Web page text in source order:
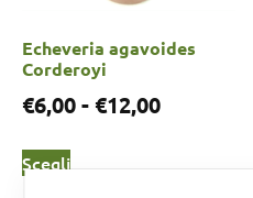
Echeveria agavoides
Corderoyi
€6,00- €12,00
Scegli